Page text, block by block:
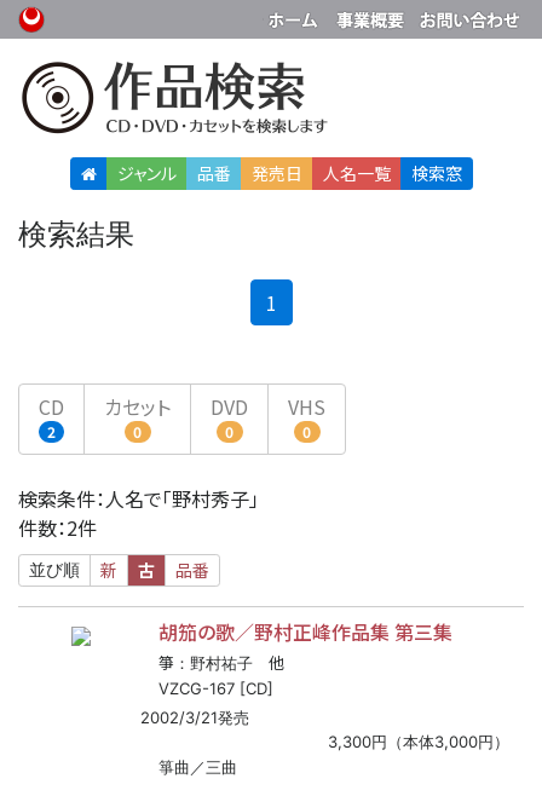
ジャンル 品番 発売日 人名一覧 検索窓
検索結果
1
CD
2
カセット
0
DVD
0
VHS
0
検索条件：人名で「野村秀子」
件数：2件
並び順 新 古 品番
胡笳の歌／野村正峰作品集 第三集
箏 ：野村祐子 他
VZCG-167 [CD]
2002/3/21発売
3,300円（本体3,000円）
箏曲／三曲